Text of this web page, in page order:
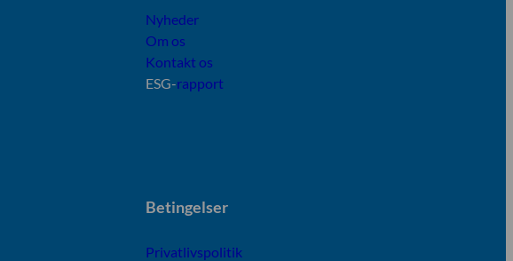
Nyheder
Om os
Kontakt os
ESG-rapport
Betingelser
Privatlivspolitik